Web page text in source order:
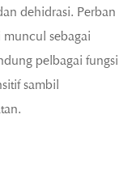
dehidrasi. Perban
sebagai
pelbagai fungsi
sambil